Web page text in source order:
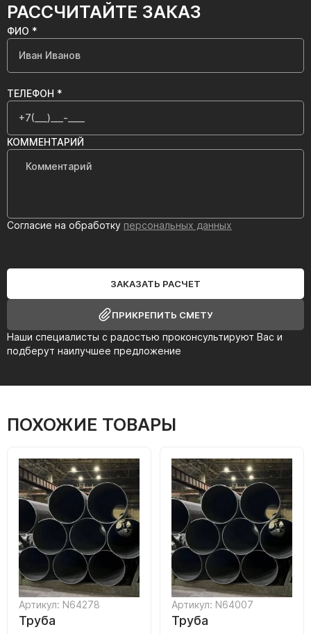
РАССЧИТАЙТЕ ЗАКАЗ
Наши специалисты с радостью проконсультируют Вас и
подберут наилучшее предложение
ФИО *
ТЕЛЕФОН *
КОММЕНТАРИЙ
Согласие на обработку персональных данных
ЗАКАЗАТЬ РАСЧЕТ
ПРИКРЕПИТЬ СМЕТУ
ПОХОЖИЕ ТОВАРЫ
Артикул: N64278
Труба
Артикул: N64007
Труба